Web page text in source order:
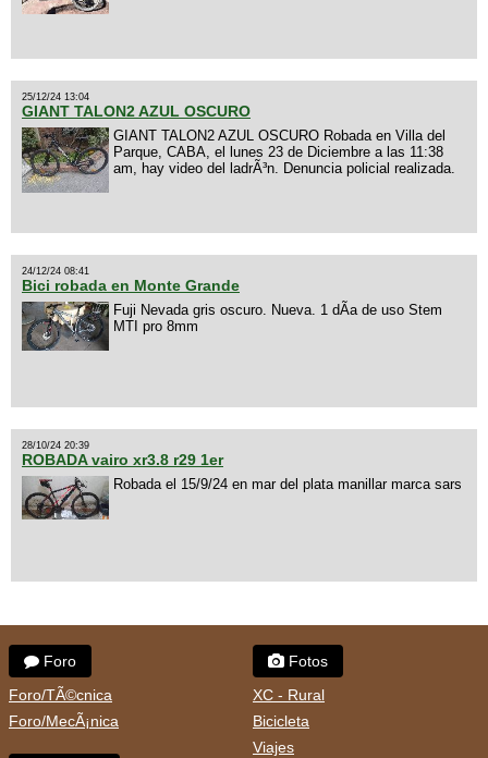
25/12/24 13:04
GIANT TALON2 AZUL OSCURO
GIANT TALON2 AZUL OSCURO Robada en Villa del
Parque, CABA, el lunes 23 de Diciembre a las 11:38
am, hay video del ladrÃ³n. Denuncia policial realizada.
24/12/24 08:41
Bici robada en Monte Grande
Fuji Nevada gris oscuro. Nueva. 1 dÃ­a de uso Stem
MTI pro 8mm
28/10/24 20:39
ROBADA vairo xr3.8 r29 1er
Robada el 15/9/24 en mar del plata manillar marca sars
Foro
Foro/TÃ©cnica
Foro/MecÃ¡nica
Fotos
XC - Rural
Bicicleta
Viajes